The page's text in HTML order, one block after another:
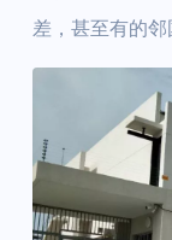
差，甚至有的邻